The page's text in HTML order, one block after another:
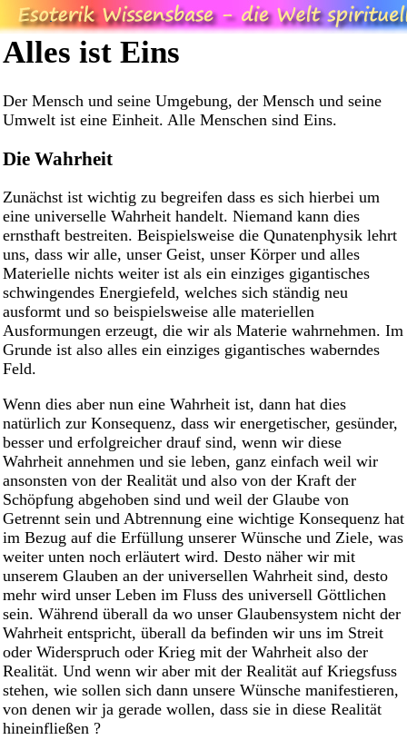
Alles ist Eins
Der Mensch und seine Umgebung, der Mensch und seine
Umwelt ist eine Einheit. Alle Menschen sind Eins.
Die Wahrheit
Zunächst ist wichtig zu begreifen dass es sich hierbei um
eine universelle Wahrheit handelt. Niemand kann dies
ernsthaft bestreiten. Beispielsweise die Qunatenphysik lehrt
uns, dass wir alle, unser Geist, unser Körper und alles
Materielle nichts weiter ist als ein einziges gigantisches
schwingendes Energiefeld, welches sich ständig neu
ausformt und so beispielsweise alle materiellen
Ausformungen erzeugt, die wir als Materie wahrnehmen. Im
Grunde ist also alles ein einziges gigantisches waberndes
Feld.
Wenn dies aber nun eine Wahrheit ist, dann hat dies
natürlich zur Konsequenz, dass wir energetischer, gesünder,
besser und erfolgreicher drauf sind, wenn wir diese
Wahrheit annehmen und sie leben, ganz einfach weil wir
ansonsten von der Realität und also von der Kraft der
Schöpfung abgehoben sind und weil der Glaube von
Getrennt sein und Abtrennung eine wichtige Konsequenz hat
im Bezug auf die Erfüllung unserer Wünsche und Ziele, was
weiter unten noch erläutert wird. Desto näher wir mit
unserem Glauben an der universellen Wahrheit sind, desto
mehr wird unser Leben im Fluss des universell Göttlichen
sein. Während überall da wo unser Glaubensystem nicht der
Wahrheit entspricht, überall da befinden wir uns im Streit
oder Widerspruch oder Krieg mit der Wahrheit also der
Realität. Und wenn wir aber mit der Realität auf Kriegsfuss
stehen, wie sollen sich dann unsere Wünsche manifestieren,
von denen wir ja gerade wollen, dass sie in diese Realität
hineinfließen ?